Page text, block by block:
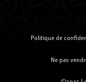
Politique de
Ne pas